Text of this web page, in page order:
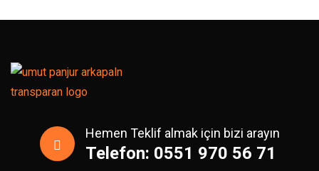
Hemen Teklif almak için bizi arayın
Telefon: 0551 970 56 71